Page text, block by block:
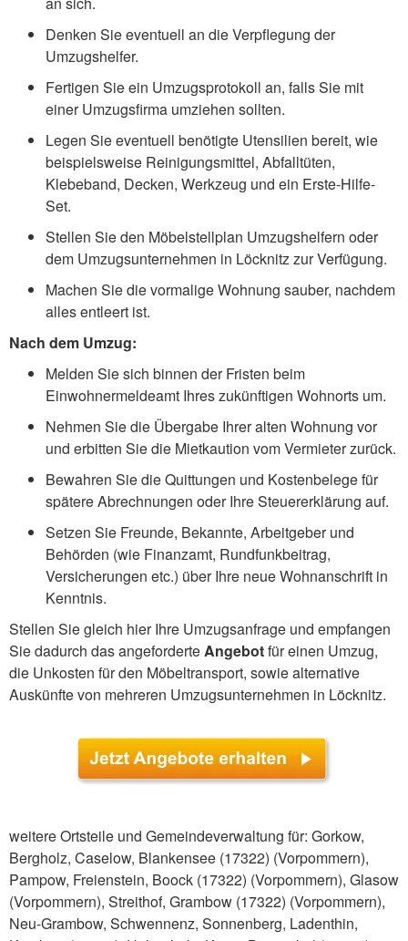
Denken Sie eventuell an die Verpflegung der
Umzugshelfer.
Fertigen Sie ein Umzugsprotokoll an, falls Sie mit
einer Umzugsfirma umziehen sollten.
Legen Sie eventuell benötigte Utensilien bereit, wie
beispielsweise Reinigungsmittel, Abfalltüten,
Klebeband, Decken, Werkzeug und ein Erste-Hilfe-
Set.
Stellen Sie den Möbelstellplan Umzugshelfern oder
dem Umzugsunternehmen in Löcknitz zur Verfügung.
Machen Sie die vormalige Wohnung sauber, nachdem
alles entleert ist.
Nach dem Umzug:
Melden Sie sich binnen der Fristen beim
Einwohnermeldeamt Ihres zukünftigen Wohnorts um.
Nehmen Sie die Übergabe Ihrer alten Wohnung vor
und erbitten Sie die Mietkaution vom Vermieter zurück.
Bewahren Sie die Quittungen und Kostenbelege für
spätere Abrechnungen oder Ihre Steuererklärung auf.
Setzen Sie Freunde, Bekannte, Arbeitgeber und
Behörden (wie Finanzamt, Rundfunkbeitrag,
Versicherungen etc.) über Ihre neue Wohnanschrift in
Kenntnis.
Stellen Sie gleich hier Ihre Umzugsanfrage und empfangen
Sie dadurch das angeforderteAngebotfür einen Umzug,
die Unkosten für den Möbeltransport, sowie alternative
Auskünfte von mehreren Umzugsunternehmen in Löcknitz.
weitere Ortsteile und Gemeindeverwaltung für: Gorkow,
Bergholz, Caselow, Blankensee (17322) (Vorpommern),
Pampow, Freienstein, Boock (17322) (Vorpommern), Glasow
(Vorpommern), Streithof, Grambow (17322) (Vorpommern),
Neu-Grambow, Schwennenz, Sonnenberg, Ladenthin,